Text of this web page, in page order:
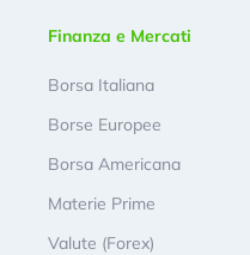
Finanza e Mercati
Borsa Italiana
Borse Europee
Borsa Americana
Materie Prime
Valute (Forex)